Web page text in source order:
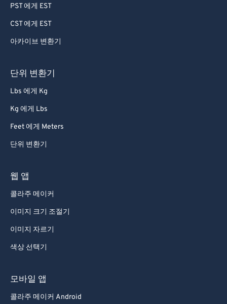
PST 에게 EST
CST 에게 EST
아카이브 변환기
단위 변환기
Lbs 에게 Kg
Kg 에게 Lbs
Feet 에게 Meters
단위 변환기
웹 앱
콜라주 메이커
이미지 크기 조절기
이미지 자르기
색상 선택기
모바일 앱
콜라주 메이커 Android